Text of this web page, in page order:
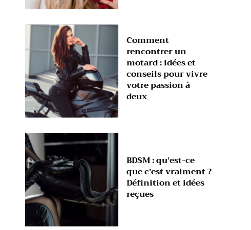
Comment
rencontrer un
motard : idées et
conseils pour vivre
votre passion à
deux
BDSM : qu’est-ce
que c’est vraiment ?
Définition et idées
reçues